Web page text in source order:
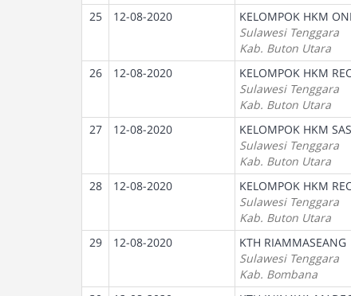
25 12-08-2020
KELOMPOK HKM
Sulawesi Tenggara
Kab. Buton Utara
26 12-08-2020
KELOMPOK HKM
Sulawesi Tenggara
Kab. Buton Utara
27 12-08-2020
KELOMPOK HKM
Sulawesi Tenggara
Kab. Buton Utara
28 12-08-2020
KELOMPOK HKM
Sulawesi Tenggara
Kab. Buton Utara
29 12-08-2020
KTH RIAMMASEANG
Sulawesi Tenggara
Kab. Bombana